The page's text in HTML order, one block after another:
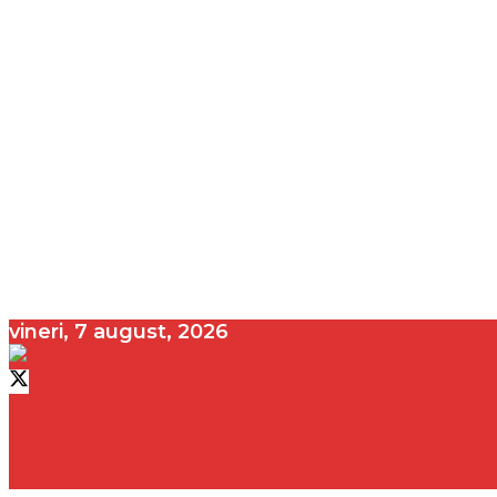
vineri, 7 august, 2026